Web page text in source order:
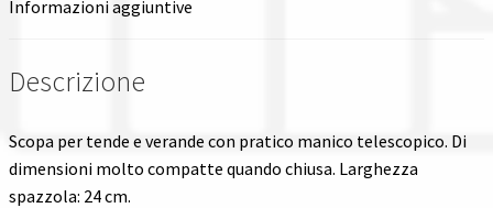
Informazioni aggiuntive
Descrizione
Scopa per tende e verande con pratico manico telescopico. Di
dimensioni molto compatte quando chiusa. Larghezza
spazzola: 24 cm.